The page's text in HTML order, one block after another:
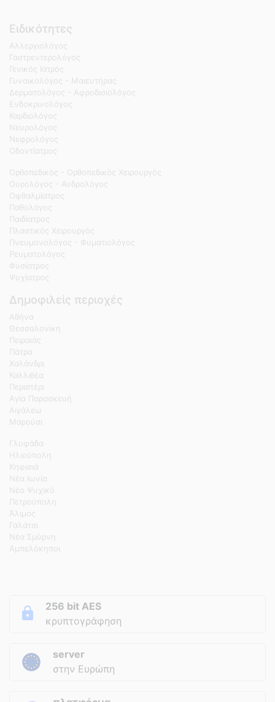
Ειδικότητες
Αλλεργιολόγος
Γαστρεντερολόγος
Γενικός Ιατρός
Γυναικολόγος - Μαιευτήρας
Δερματολόγος - Αφροδισιολόγος
Ενδοκρινολόγος
Καρδιολόγος
Νευρολόγος
Νεφρολόγος
Οδοντίατρος
Ορθοπεδικός - Ορθοπεδικός Χειρουργός
Ουρολόγος - Ανδρολόγος
Οφθαλμίατρος
Παθολόγος
Παιδίατρος
Πλαστικός Χειρουργός
Πνευμονολόγος - Φυματιολόγος
Ρευματολόγος
Φυσίατρος
Ψυχίατρος
Δημοφιλείς περιοχές
Αθήνα
Θεσσαλονίκη
Πειραιάς
Πάτρα
Χαλάνδρι
Καλλιθέα
Περιστέρι
Αγία Παρασκευή
Αιγάλεω
Μαρούσι
Γλυφάδα
Ηλιούπολη
Κηφισιά
Νέα Ιωνία
Νέο Ψυχικό
Πετρούπολη
Άλιμος
Γαλάτσι
Νέα Σμύρνη
Αμπελόκηποι
256 bit AES
κρυπτογράφηση
server
στην Ευρώπη